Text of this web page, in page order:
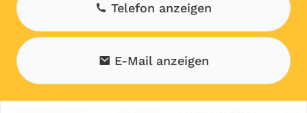
Telefon anzeigen
E-Mail anzeigen